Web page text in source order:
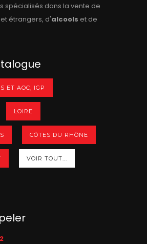
spécialisés dans la vente de
étrangers, d'alcools et de
ET AOC, IGP
LOIRE
CÔTES DU RHÔNE
VOIR TOUT...